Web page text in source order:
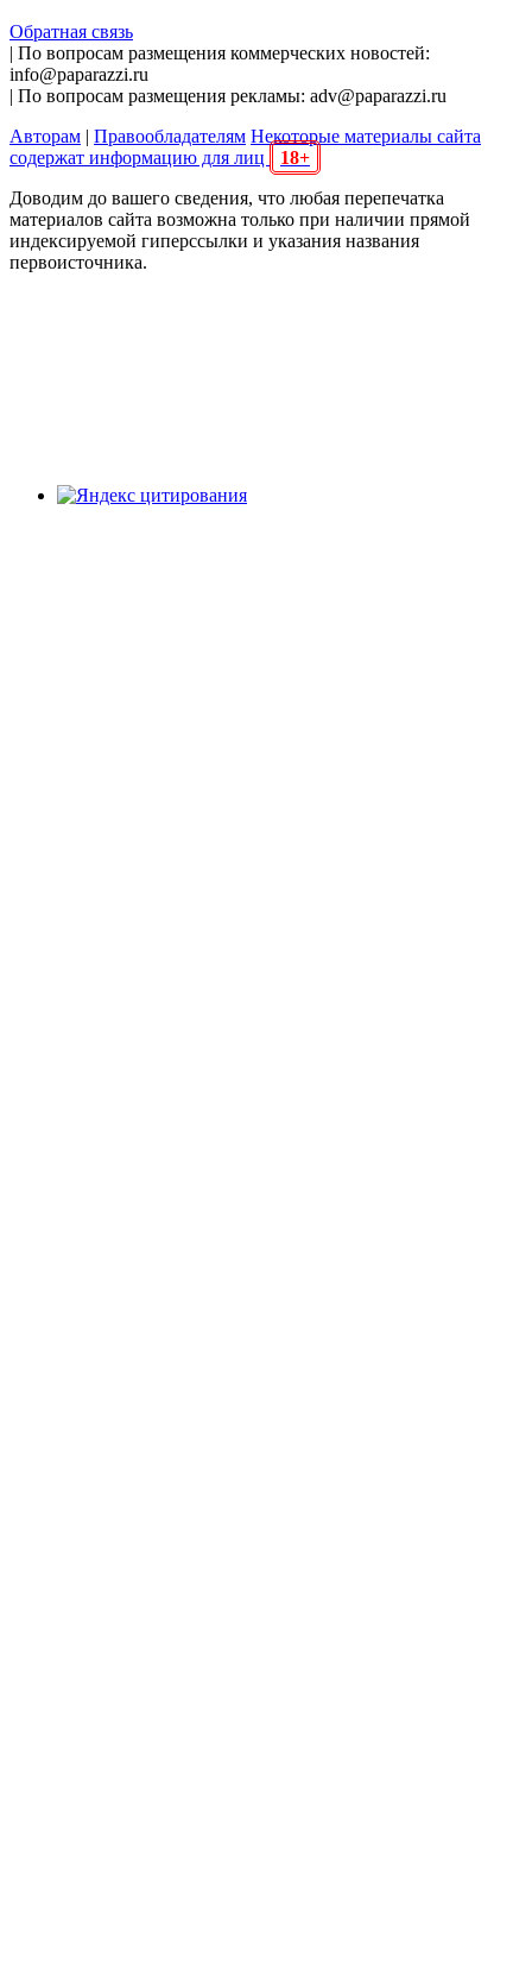
Обратная связь
| По вопросам размещения коммерческих новостей:
info@paparazzi.ru
| По вопросам размещения рекламы: adv@paparazzi.ru
Авторам | Правообладателям Некоторые материалы сайта
содержат информацию для лиц
18+
Доводим до вашего сведения, что любая перепечатка
материалов сайта возможна только при наличии прямой
индексируемой гиперссылки и указания названия
первоисточника.